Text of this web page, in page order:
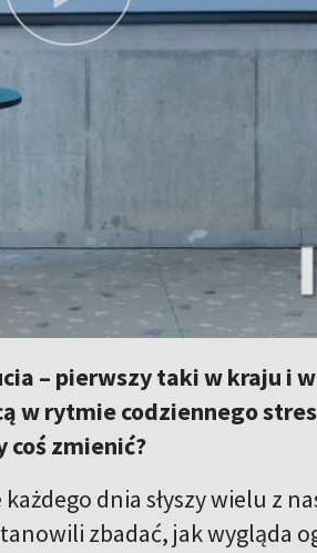
– pierwszy taki w kraju i
w rytmie codziennego
coś zmienić?
dnia słyszy wielu z
zbadać, jak wygląda